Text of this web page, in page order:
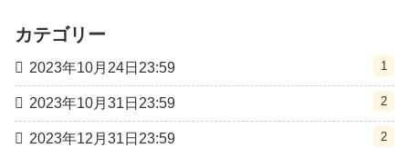
カテゴリー
2023年10月24日23:59 1
2023年10月31日23:59 2
2023年12月31日23:59 2